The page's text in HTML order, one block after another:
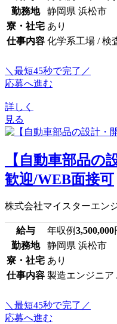
勤務地
静岡県 浜松市
寮・社宅 あり
仕事内容 化学系工場 / 検
＼最短45秒で完了／
応募へ進む
詳しく
見る
【自動車部品の
歓迎/WEB面接可
株式会社マイスターエン
給与 年収例3,500,000
勤務地
静岡県 浜松市
寮・社宅 あり
仕事内容 製造エンジニア
＼最短45秒で完了／
応募へ進む